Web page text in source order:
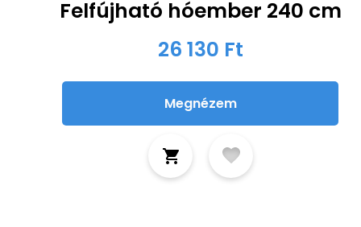
Felfújható hóember 240 cm
26 130 Ft
Megnézem